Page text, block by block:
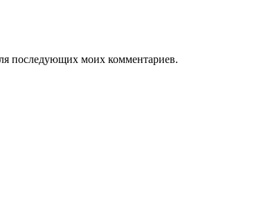
последующих моих комментариев.